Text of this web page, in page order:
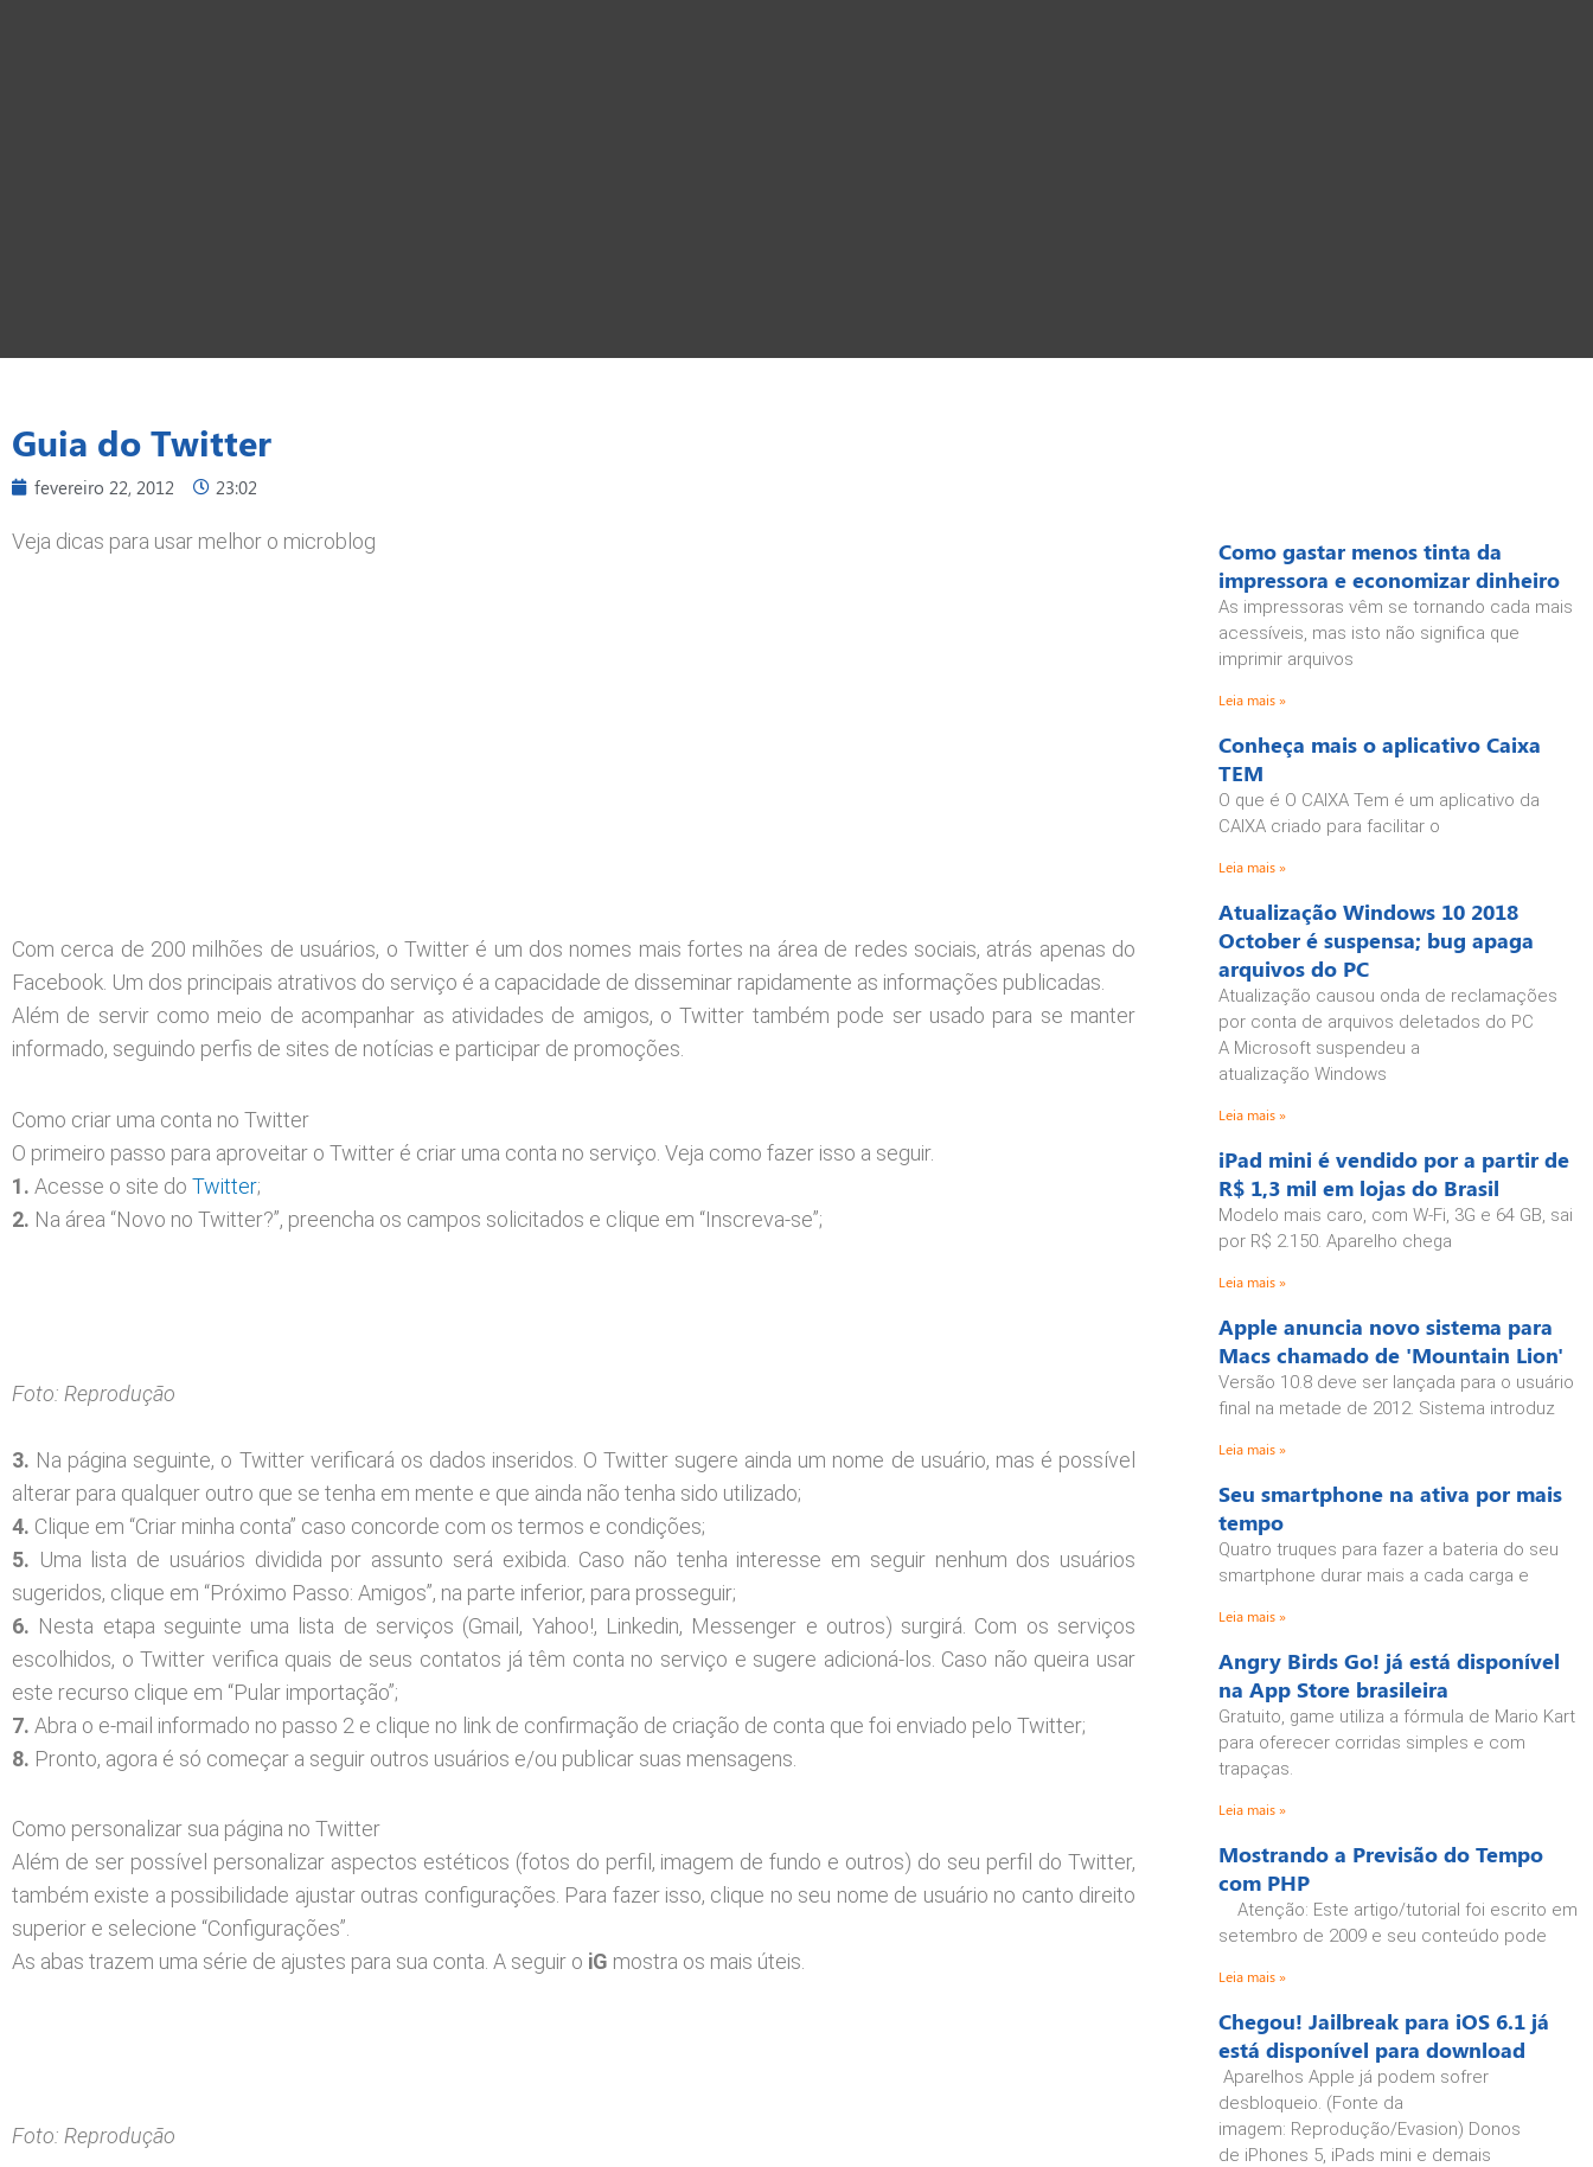
Guia do Twitter
fevereiro 22, 2012 23:02
Veja dicas para usar melhor o microblog
Com cerca de 200 milhões de usuários, o Twitter é um dos nomes mais fortes na área de redes sociais, atrás apenas do
Facebook. Um dos principais atrativos do serviço é a capacidade de disseminar rapidamente as informações publicadas.
Além de servir como meio de acompanhar as atividades de amigos, o Twitter também pode ser usado para se manter
informado, seguindo perfis de sites de notícias e participar de promoções.
Como criar uma conta no Twitter
O primeiro passo para aproveitar o Twitter é criar uma conta no serviço. Veja como fazer isso a seguir.
1. Acesse o site do Twitter;
2. Na área “Novo no Twitter?”, preencha os campos solicitados e clique em “Inscreva-se”;
Foto: Reprodução
3. Na página seguinte, o Twitter verificará os dados inseridos. O Twitter sugere ainda um nome de usuário, mas é possível
alterar para qualquer outro que se tenha em mente e que ainda não tenha sido utilizado;
4. Clique em “Criar minha conta” caso concorde com os termos e condições;
5. Uma lista de usuários dividida por assunto será exibida. Caso não tenha interesse em seguir nenhum dos usuários
sugeridos, clique em “Próximo Passo: Amigos”, na parte inferior, para prosseguir;
6. Nesta etapa seguinte uma lista de serviços (Gmail, Yahoo!, Linkedin, Messenger e outros) surgirá. Com os serviços
escolhidos, o Twitter verifica quais de seus contatos já têm conta no serviço e sugere adicioná-los. Caso não queira usar
este recurso clique em “Pular importação”;
7. Abra o e-mail informado no passo 2 e clique no link de confirmação de criação de conta que foi enviado pelo Twitter;
8. Pronto, agora é só começar a seguir outros usuários e/ou publicar suas mensagens.
Como personalizar sua página no Twitter
Além de ser possível personalizar aspectos estéticos (fotos do perfil, imagem de fundo e outros) do seu perfil do Twitter,
também existe a possibilidade ajustar outras configurações. Para fazer isso, clique no seu nome de usuário no canto direito
superior e selecione “Configurações”.
As abas trazem uma série de ajustes para sua conta. A seguir o iG mostra os mais úteis.
Foto: Reprodução
Como gastar menos tinta da
impressora e economizar dinheiro
As impressoras vêm se tornando cada mais
acessíveis, mas isto não significa que
imprimir arquivos
Leia mais »
Conheça mais o aplicativo Caixa
TEM
O que é O CAIXA Tem é um aplicativo da
CAIXA criado para facilitar o
Leia mais »
Atualização Windows 10 2018
October é suspensa; bug apaga
arquivos do PC
Atualização causou onda de reclamações
por conta de arquivos deletados do PC
A Microsoft suspendeu a
atualização Windows
Leia mais »
iPad mini é vendido por a partir de
R$ 1,3 mil em lojas do Brasil
Modelo mais caro, com W-Fi, 3G e 64 GB, sai
por R$ 2.150. Aparelho chega
Leia mais »
Apple anuncia novo sistema para
Macs chamado de 'Mountain Lion'
Versão 10.8 deve ser lançada para o usuário
final na metade de 2012. Sistema introduz
Leia mais »
Seu smartphone na ativa por mais
tempo
Quatro truques para fazer a bateria do seu
smartphone durar mais a cada carga e
Leia mais »
Angry Birds Go! já está disponível
na App Store brasileira
Gratuito, game utiliza a fórmula de Mario Kart
para oferecer corridas simples e com
trapaças.
Leia mais »
Mostrando a Previsão do Tempo
com PHP
Atenção: Este artigo/tutorial foi escrito em
setembro de 2009 e seu conteúdo pode
Leia mais »
Chegou! Jailbreak para iOS 6.1 já
está disponível para download
Aparelhos Apple já podem sofrer
desbloqueio. (Fonte da
imagem: Reprodução/Evasion) Donos
de iPhones 5, iPads mini e demais